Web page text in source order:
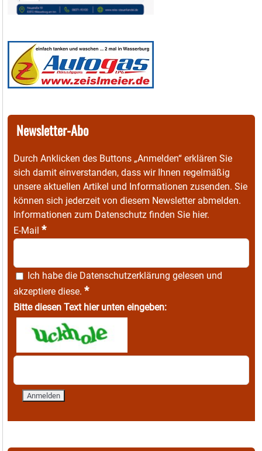
Newsletter-Abo
Durch Anklicken des Buttons „Anmelden“ erklären Sie
sich damit einverstanden, dass wir Ihnen regelmäßig
unsere aktuellen Artikel und Informationen zusenden. Sie
können sich jederzeit von diesem Newsletter abmelden.
Informationen zum Datenschutz finden Sie hier.
E-Mail *
Ich habe die Datenschutzerklärung gelesen und
akzeptiere diese. *
Bitte diesen Text hier unten eingeben: